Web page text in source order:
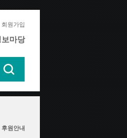
회원가입
보마당
후원안내